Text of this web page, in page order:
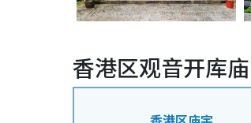
香港区观音开库